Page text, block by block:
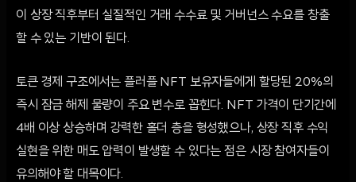
이 상장 직후부터 실질적인 거래 수수료 및 거버넌스 수요를 창출
할 수 있는 기반이 된다.
토큰 경제 구조에서는 플러플 NFT 보유자들에게 할당된 20%의
즉시 잠금 해제 물량이 주요 변수로 꼽힌다. NFT 가격이 단기간에
4배 이상 상승하며 강력한 홀더 층을 형성했으나, 상장 직후 수익
실현을 위한 매도 압력이 발생할 수 있다는 점은 시장 참여자들이
유의해야 할 대목이다.